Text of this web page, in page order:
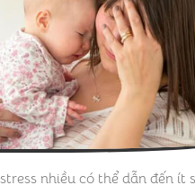
nhiều có thể dẫn đến ít